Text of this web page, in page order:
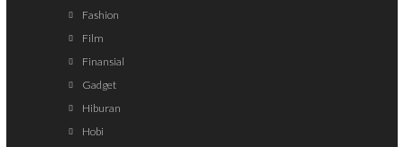
Fashion
Film
Finansial
Gadget
Hiburan
Hobi